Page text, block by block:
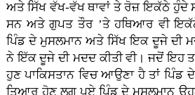
ਅਤੇ ਸਿੱਖ ਵੱਖ-ਵੱਖ ਥਾਵਾਂ ਤੇ ਰੋਜ਼ ਇਕੱਠੇ
ਸਨ ਅਤੇ ਗੁਪਤ ਤੌਰ ’ਤੇ ਹਥਿਆਰ ਵੀ
ਪਿੰਡ ਦੇ ਮੁਸਲਮਾਨ ਅਤੇ ਸਿੱਖ ਇਕ ਦੂਜੇ ਦੀ
ਨੇ ਇੱਕ ਦੂਜੇ ਦੀ ਮਦਦ ਕੀਤੀ ਵੀ। ਜਦੋਂ ਇਹ
ਹੁਣ ਪਾਕਿਸਤਾਨ ਵਿਚ ਆਉਣਾ ਹੈ ਤਾਂ ਪਿੰਡ
ਤਿਆਰ ਹੋਣ ਲਗ ਪਏ ਪਿੰਡ ਦੇ ਮੁਸਲਮਾਨ